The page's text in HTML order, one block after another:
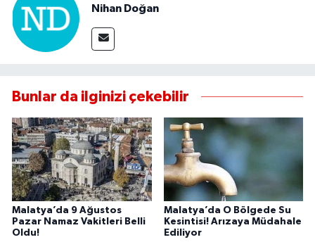
Nihan Doğan
Bunlar da ilginizi çekebilir
Malatya’da 9 Ağustos
Pazar Namaz Vakitleri Belli
Oldu!
Malatya’da O Bölgede Su
Kesintisi! Arızaya Müdahale
Ediliyor